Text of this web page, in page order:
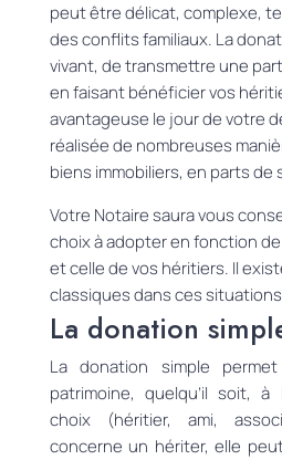
peut être délicat, complexe,
des conflits familiaux. La
vivant, de transmettre une
en faisant bénéficier vos
avantageuse le jour de votre
réalisée de nombreuses
biens immobiliers, en parts
Votre Notaire saura vous
choix à adopter en fonction
etcelle de vos héritiers. Il
classiques dans ces
La donation
La donation simple
patrimoine, quelqu’il soit, à
choix
(héritier, ami,
concerne un hériter, elle